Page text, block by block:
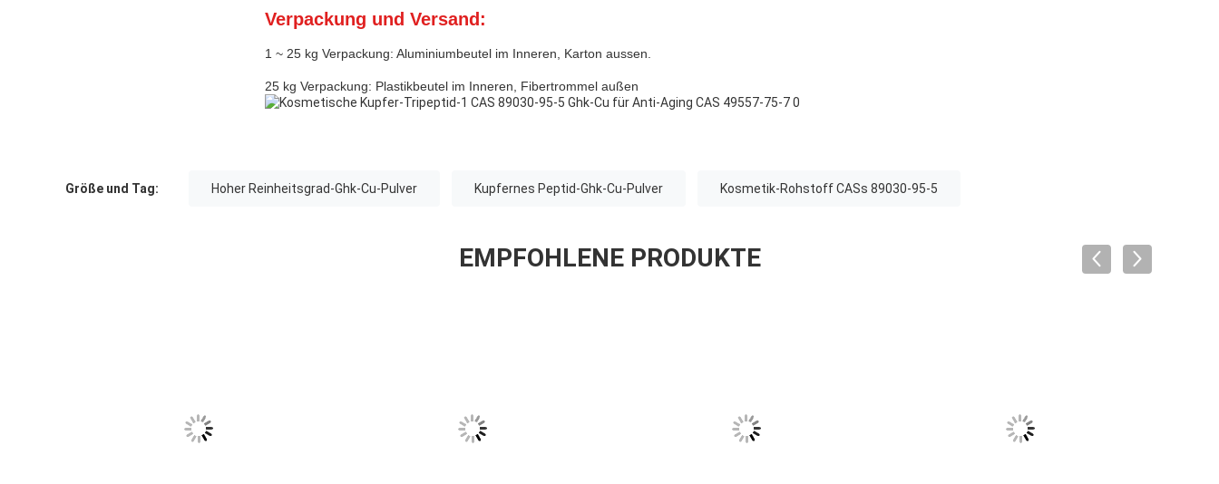
Verpackung und Versand:
1 ~ 25 kg Verpackung: Aluminiumbeutel im Inneren, Karton aussen.
25 kg Verpackung: Plastikbeutel im Inneren, Fibertrommel außen
Größe und Tag: Hoher Reinheitsgrad-Ghk-Cu-Pulver Kupfernes Peptid-Ghk-Cu-Pulver Kosmetik-Rohstoff CASs 89030-95-5
EMPFOHLENE PRODUKTE